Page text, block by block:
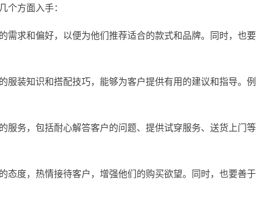
个方面入手：
需求和偏好，以便为他们推荐适合的款式和品牌。同时，也
服装知识和搭配技巧，能够为客户提供有用的建议和指导。
服务，包括耐心解答客户的问题、提供试穿服务、送货上门
态度，热情接待客户，增强他们的购买欲望。同时，也要善